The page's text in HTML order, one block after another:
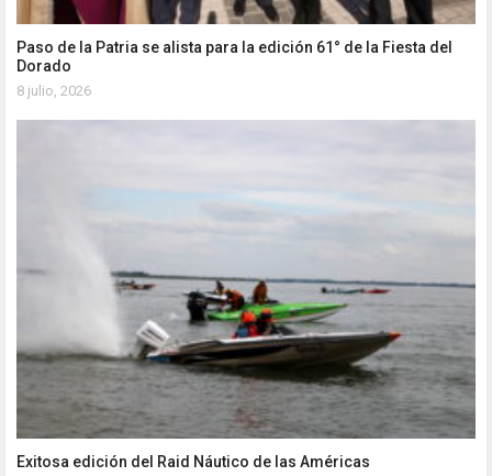
Paso de la Patria se alista para la edición 61° de la Fiesta del
Dorado
8 julio, 2026
Exitosa edición del Raid Náutico de las Américas